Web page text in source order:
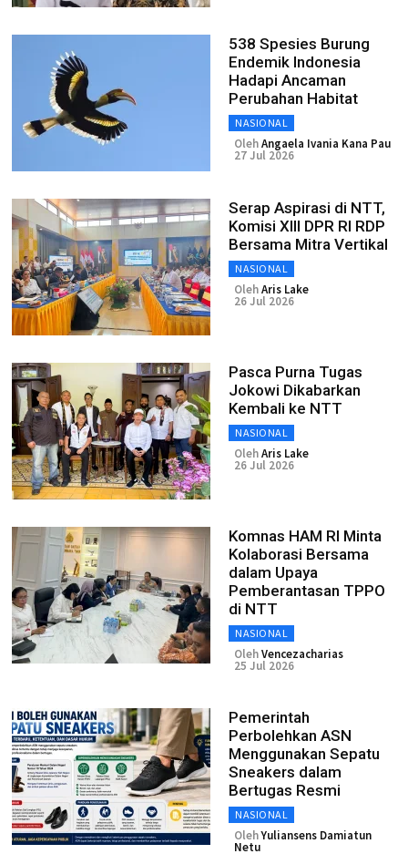
538 Spesies Burung
Endemik Indonesia
Hadapi Ancaman
Perubahan Habitat
NASIONAL
OlehAngaela Ivania Kana Pau
27 Jul 2026
Serap Aspirasi di NTT,
Komisi XIII DPR RI RDP
Bersama Mitra Vertikal
NASIONAL
OlehAris Lake
26 Jul 2026
Pasca Purna Tugas
Jokowi Dikabarkan
Kembali ke NTT
NASIONAL
OlehAris Lake
26 Jul 2026
Komnas HAM RI Minta
Kolaborasi Bersama
dalam Upaya
Pemberantasan TPPO
di NTT
NASIONAL
OlehVencezacharias
25 Jul 2026
Pemerintah
Perbolehkan ASN
Menggunakan Sepatu
Sneakers dalam
Bertugas Resmi
NASIONAL
OlehYuliansens Damiatun
Netu